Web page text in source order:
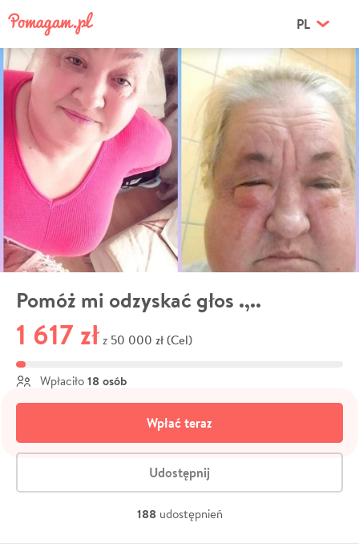
PL
Pomóż mi odzyskać głos .,..
1 617 zł z 50 000 zł (Cel)
Wpłaciło 18 osób
Wpłać teraz
Udostępnij
188 udostępnień